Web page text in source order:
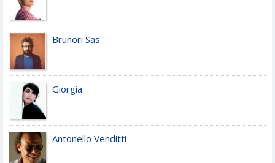
Brunori Sas
Giorgia
Antonello Venditti